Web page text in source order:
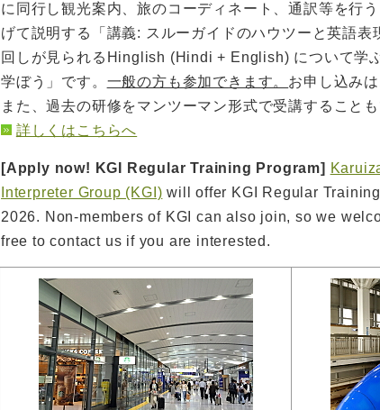
に同行し観光案内、旅のコーディネート、通訳等を行
げて説明する「講義: スルーガイドのハウツーと英語表
回しが見られるHinglish (Hindi + English) について学
学ぼう」です。 一般の方も参加できます。 お申し込み
また、過去の研修をマンツーマン形式で受講することも
詳しくはこちらへ
[Apply now! KGI Regular Training Program]
Interpreter Group (KGI) will offer KGI Regular
2026. Non-members of KGI can also join, so we
free to contact us if you are interested.